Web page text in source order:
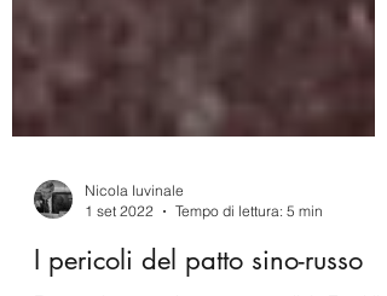
Nicola Iuvinale
1 set 2022
Tempo di lettura: 5 min